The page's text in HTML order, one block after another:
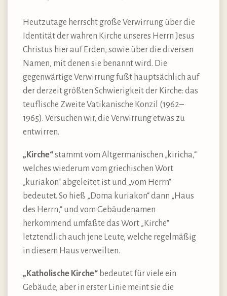
Heutzutage herrscht große Verwirrung über die
Identität der wahren Kirche unseres Herrn Jesus
Christus hier auf Erden, sowie über die diversen
Namen, mit denen sie benannt wird. Die
gegenwärtige Verwirrung fußt hauptsächlich auf
der derzeit größten Schwierigkeit der Kirche: das
teuflische Zweite Vatikanische Konzil (1962–
1965). Versuchen wir, die Verwirrung etwas zu
entwirren.
„Kirche“stammt vom Altgermanischen „kiricha,“
welches wiederum vom griechischen Wort
„kuriakon“ abgeleitet ist und „vom Herrn“
bedeutet. So hieß „Doma kuriakon“ dann „Haus
des Herrn,“ und vom Gebäudenamen
herkommend umfaßte das Wort „Kirche“
letztendlich auch jene Leute, welche regelmäßig
in diesem Haus verweilten.
„Katholische Kirche“ bedeutet für viele ein
Gebäude, aber in erster Linie meint sie die